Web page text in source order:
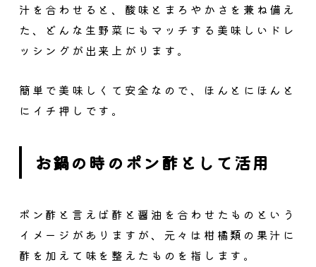
汁を合わせると、酸味とまろやかさを兼ね備え
た、どんな生野菜にもマッチする美味しいドレ
ッシングが出来上がります。
簡単で美味しくて安全なので、ほんとにほんと
にイチ押しです。
お鍋の時のポン酢として活用
ポン酢と言えば酢と醤油を合わせたものという
イメージがありますが、元々は柑橘類の果汁に
酢を加えて味を整えたものを指します。